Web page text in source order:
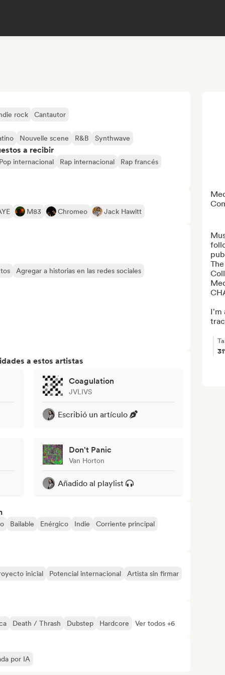
rock Cantautor
Nouvelle scene R&B Synthwave
a recibir
internacional Rap internacional Rap francés
M83 Chromeo Jack Hawitt
Agregar a historias en las redes sociales
a estos artistas
Coagulation
JVLIVS
Escribió un artículo
Don't Panic
Van Horton
Añadido al playlist
Bailable Enérgico Indie Corriente principal
inicial Potencial internacional Artista sin firmar
Death / Thrash Dubstep Hardcore Ver todos +6
por IA
I'm